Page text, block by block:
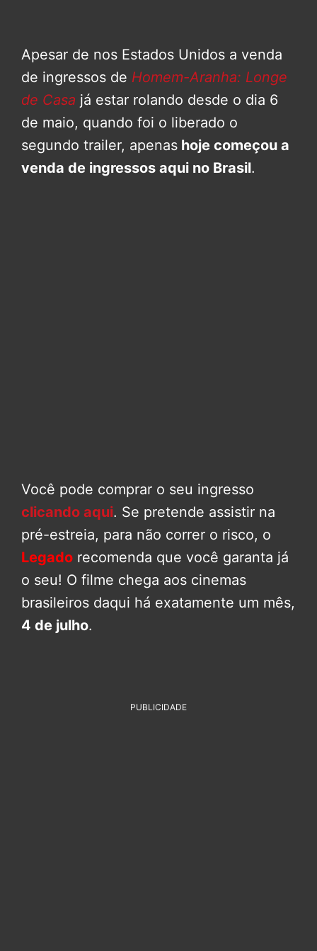
Apesar de nos Estados Unidos a venda
de ingressos de Homem-Aranha: Longe
de Casa já estar rolando desde o dia 6
de maio, quando foi o liberado o
segundo trailer, apenas hoje começou a
venda de ingressos aqui no Brasil.
Você pode comprar o seu ingresso
clicando aqui. Se pretende assistir na
pré-estreia, para não correr o risco, o
Legado recomenda que você garanta já
o seu! O filme chega aos cinemas
brasileiros daqui há exatamente um mês,
4 de julho.
PUBLICIDADE